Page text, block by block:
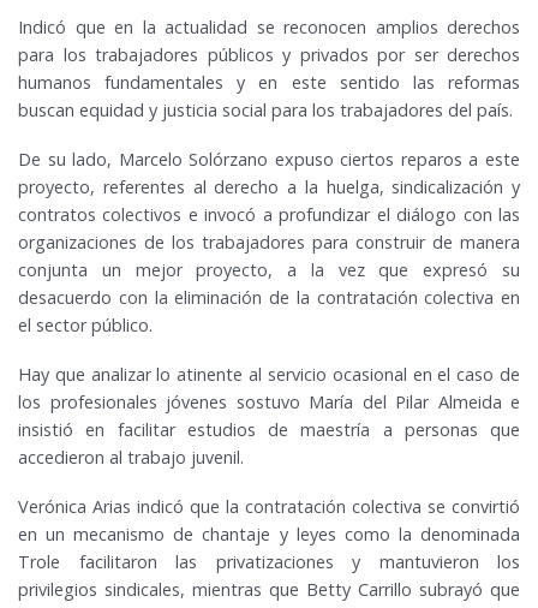
Indicó que en la actualidad se reconocen amplios derechos
para los trabajadores públicos y privados por ser derechos
humanos fundamentales y en este sentido las reformas
buscan equidad y justicia social para los trabajadores del país.
De su lado, Marcelo Solórzano expuso ciertos reparos a este
proyecto, referentes al derecho a la huelga, sindicalización y
contratos colectivos e invocó a profundizar el diálogo con las
organizaciones de los trabajadores para construir de manera
conjunta un mejor proyecto, a la vez que expresó su
desacuerdo con la eliminación de la contratación colectiva en
el sector público.
Hay que analizar lo atinente al servicio ocasional en el caso de
los profesionales jóvenes sostuvo María del Pilar Almeida e
insistió en facilitar estudios de maestría a personas que
accedieron al trabajo juvenil.
Verónica Arias indicó que la contratación colectiva se convirtió
en un mecanismo de chantaje y leyes como la denominada
Trole facilitaron las privatizaciones y mantuvieron los
privilegios sindicales, mientras que Betty Carrillo subrayó que